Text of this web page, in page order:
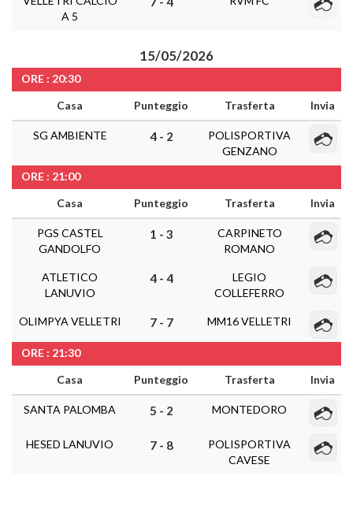
A 5
15/05/2026
ORE : 20:30
Casa
Punteggio Trasferta Invia
SG AMBIENTE 4 - 2
POLISPORTIVA
GENZANO
ORE : 21:00
Casa
Punteggio Trasferta Invia
PGS CASTEL
GANDOLFO
1 - 3
CARPINETO
ROMANO
ATLETICO
LANUVIO
4 - 4
LEGIO
COLLEFERRO
OLIMPYA VELLETRI 7 - 7 MM16 VELLETRI
ORE : 21:30
Casa
Punteggio Trasferta Invia
SANTA PALOMBA 5 - 2 MONTEDORO
HESED LANUVIO 7 - 8
POLISPORTIVA
CAVESE